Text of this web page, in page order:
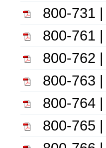
800-731
800-761
800-762
800-763
800-764
800-765